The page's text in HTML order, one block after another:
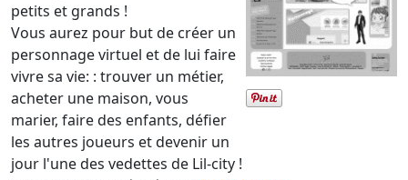
petits et grands !
Vous aurez pour but de créer un
personnage virtuel et de lui faire
vivre sa vie: : trouver un métier,
acheter une maison, vous
marier, faire des enfants, défier
les autres joueurs et devenir un
jour l'une des vedettes de Lil-city !